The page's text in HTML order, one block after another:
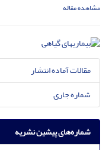
مشاهده مقاله
مقالات آماده انتشار
شماره جاری
شماره‌های پیشین نشریه